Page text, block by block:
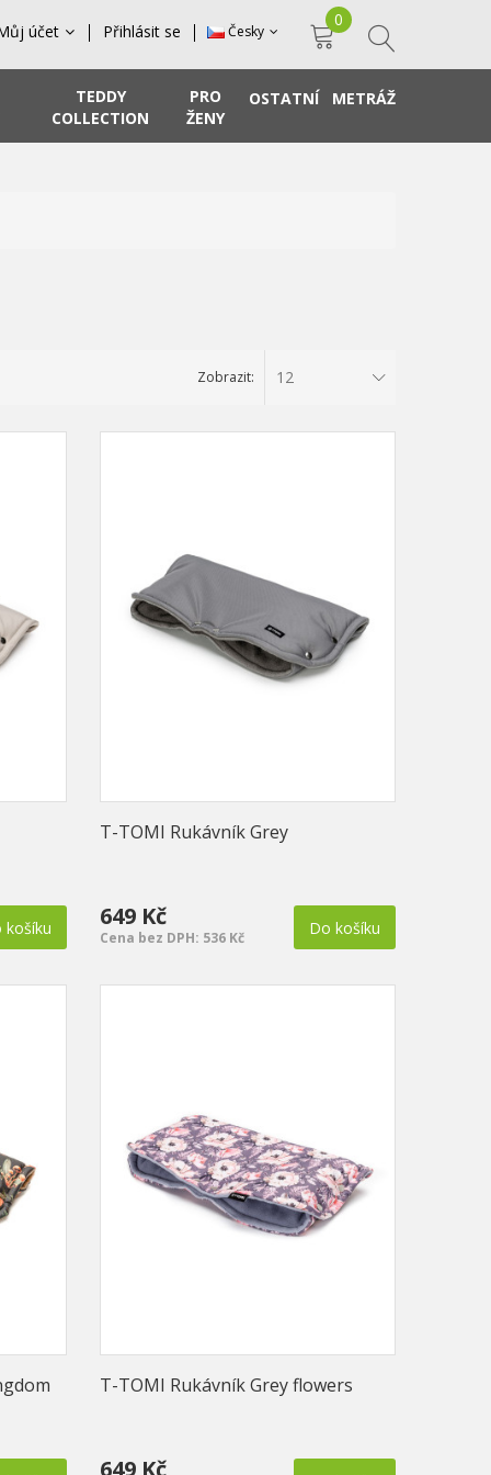
účet Přihlásit se Česky
0
TEDDY
COLLECTION
PRO
ŽENY
OSTATNÍ METRÁŽ
Zobrazit: 12
košíku
T-TOMI Rukávník Grey
649 Kč
Cena bez DPH: 536 Kč Do košíku
T-TOMI Rukávník Grey flowers